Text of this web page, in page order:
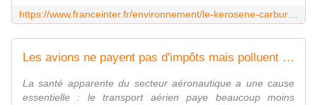
Les avions ne payent pas d'impôts mais polluent un maximum
La santé apparente du secteur aéronautique a une cause
essentielle : le transport aérien paye beaucoup moins